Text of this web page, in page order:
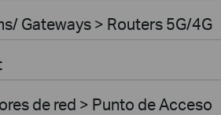
Gateways > Routers 5G/4G
de red > Punto de Acceso